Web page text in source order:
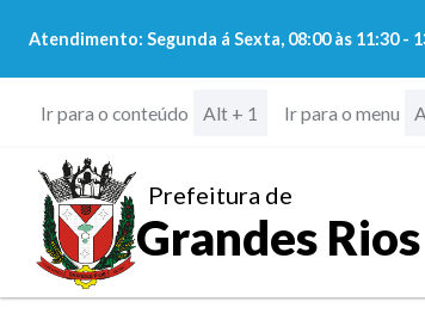
Atendimento: Segunda á Sexta, 08:00 às 11:30 -
Ir para o conteúdo Alt + 1 Ir para o menu
Prefeitura de
Grandes Rios